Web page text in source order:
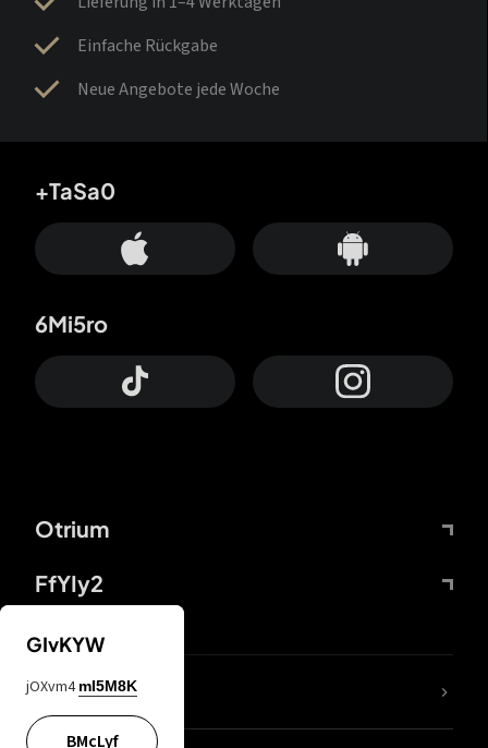
Einfache Rückgabe
Neue Angebote jede Woche
Otrium
FfYIy2
+TaSa0
6Mi5ro
DDcvSo
GIvKYW
jOXvm4 mI5M8K
BMcLyf